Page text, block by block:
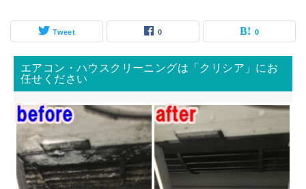
Tweet 0 0
エアコン・ハウスクリーニングは「クリシア」にお
任せください